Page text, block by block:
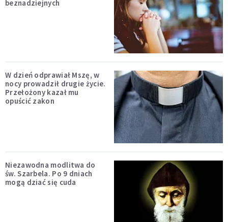
beznadziejnych
W dzień odprawiał Mszę, w
nocy prowadził drugie życie.
Przełożony kazał mu
opuścić zakon
Niezawodna modlitwa do
św. Szarbela. Po 9 dniach
mogą dziać się cuda